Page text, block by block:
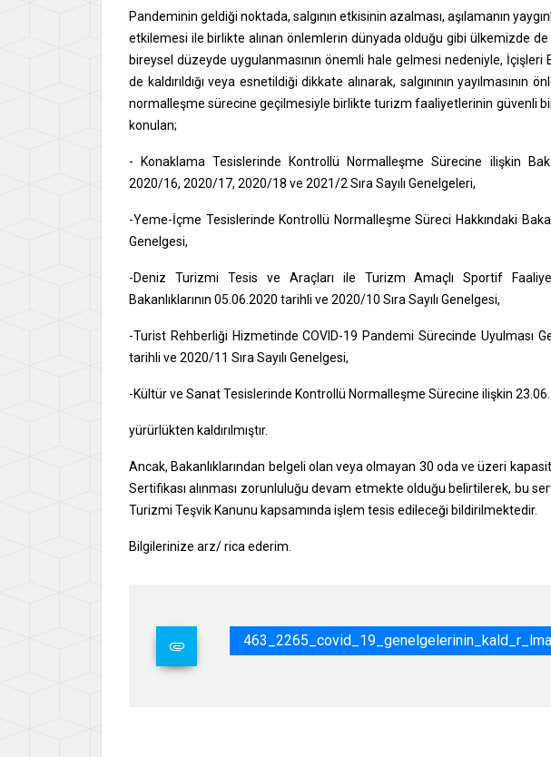
Pandeminin geldiği noktada, salgının etkisinin azalması, aşılamanın
etkilemesi ile birlikte alınan önlemlerin dünyada olduğu gibi ülkemizde de
bireysel düzeyde uygulanmasının önemli hale gelmesi nedeniyle, İçişleri
de kaldırıldığı veya esnetildiği dikkate alınarak, salgınının
normalleşme sürecine geçilmesiyle birlikte turizm faaliyetlerinin güvenli
konulan;
- Konaklama Tesislerinde Kontrollü Normalleşme Sürecine ilişkin
2020/16, 2020/17, 2020/18 ve 2021/2 Sıra Sayılı Genelgeleri,
-Yeme-İçme Tesislerinde Kontrollü Normalleşme Süreci Hakkındaki
Genelgesi,
-Deniz Turizmi Tesis ve Araçları ile Turizm Amaçlı Sportif
Bakanlıklarının 05.06.2020 tarihli ve 2020/10 Sıra Sayılı Genelgesi,
-Turist Rehberliği Hizmetinde COVID-19 Pandemi Sürecinde Uyulması
tarihli ve 2020/11 Sıra Sayılı Genelgesi,
-Kültür ve Sanat Tesislerinde Kontrollü Normalleşme Sürecine ilişkin
yürürlükten kaldırılmıştır.
Ancak, Bakanlıklarından belgeli olan veya olmayan 30 oda ve üzeri
Sertifikası alınması zorunluluğu devam etmekte olduğu belirtilerek, bu
Turizmi Teşvik Kanunu kapsamında işlem tesis edileceği bildirilmektedir.
Bilgilerinize arz/ rica ederim.